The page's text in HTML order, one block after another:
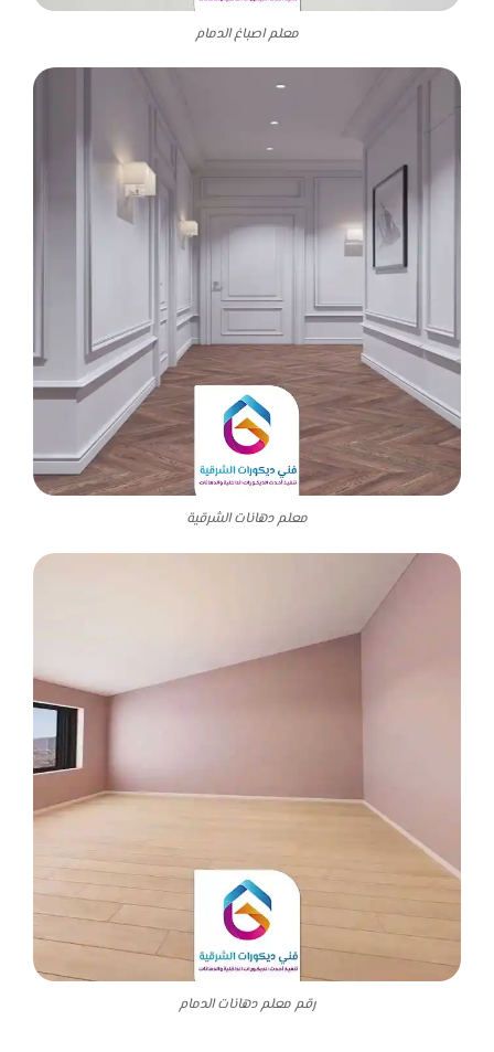
معلم اصباغ الدمام
معلم دهانات الشرقية
رقم معلم دهانات الدمام